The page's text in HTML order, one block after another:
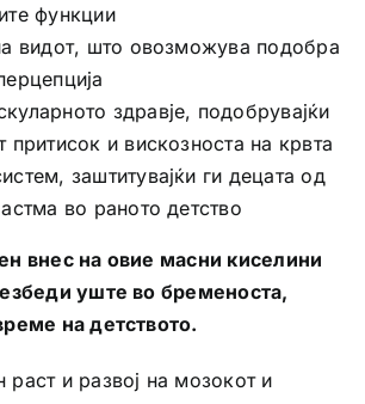
функции
видот, што овозможува подобра
здравје, подобрувајќи
притисок и вискозноста на крвта
заштитувајќи ги децата од
во раното детство
внес на овие масни киселини
уште во бременоста,
на детството.
раст и развој на мозокот и